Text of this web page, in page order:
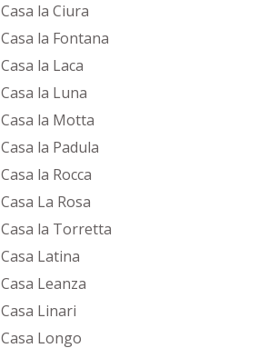
Casa la Ciura
Casa la Fontana
Casa la Laca
Casa la Luna
Casa la Motta
Casa la Padula
Casa la Rocca
Casa La Rosa
Casa la Torretta
Casa Latina
Casa Leanza
Casa Linari
Casa Longo